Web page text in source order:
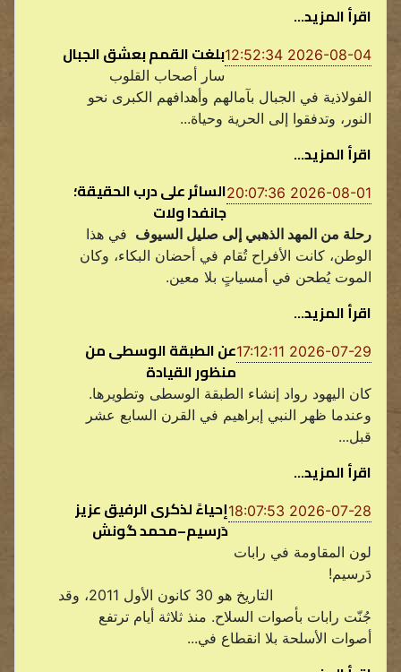
اقرأ المزيد...
2026-08-04 12:52:34 بلغت القمم بعشق الجبال
سار أصحاب القلوب
الفولاذية في الجبال بآمالهم وأهدافهم الكبرى نحو
النور، وتدفقوا إلى الحرية وحياة...
اقرأ المزيد...
2026-08-01 20:07:36
السائر على درب الحقيقة؛
جانفدا ولات
رحلة من المهد الذهبي إلى صليل السيوف في هذا
الوطن، كانت الأفراح تُقام في أحضان البكاء، وكان
الموت يُطحن في أمسياتٍ بلا معين.
اقرأ المزيد...
2026-07-29 17:12:11
عن الطبقة الوسطى من
منظور القيادة
كان اليهود رواد إنشاء الطبقة الوسطى وتطويرها.
وعندما ظهر النبي إبراهيم في القرن السابع عشر
قبل...
اقرأ المزيد...
2026-07-28 18:07:53
إحياءً لذكرى الرفيق عزيز
دَرسيم–محمد گونش
لون المقاومة في رابات
دَرسيم!
التاريخ هو 30 كانون الأول 2011، وقد
جُنّت رابات بأصوات السلاح. منذ ثلاثة أيام ترتفع
أصوات الأسلحة بلا انقطاع في...